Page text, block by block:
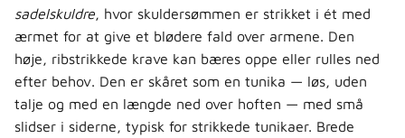
sadelskuldre, hvor skuldersømmen er strikket i ét med
ærmet for at give et blødere fald over armene. Den
høje, ribstrikkede krave kan bæres oppe eller rulles ned
efter behov. Den er skåret som en tunika — løs, uden
talje og med en længde ned over hoften — med små
slidser i siderne, typisk for strikkede tunikaer. Brede